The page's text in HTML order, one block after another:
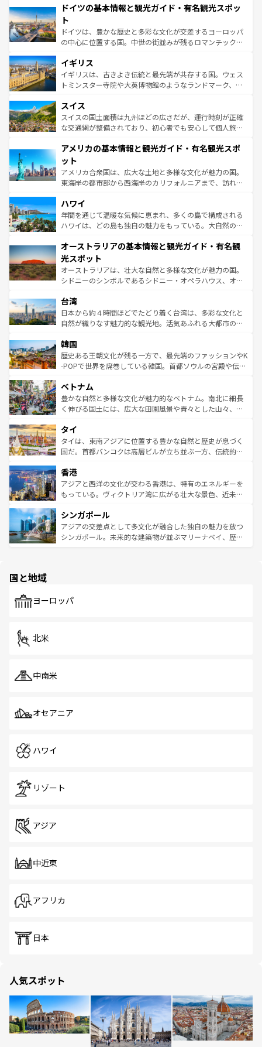
せる。地方によって風土や気候が異なるスペインはその個
ンテンツ一覧 を参照してほしい。
で、幅広い魅力が詰まっている。華麗な宮殿、歴史的な大
聖堂、美しいビーチ、そして豊かな自然が、訪れる者を心
から魅了する。また、フランスは美食の国としても知ら
れ、フランス料理はユネスコ無形文化遺産にも登録されて
香り高いラベンダー畑など、多彩な楽しみ方が可能だ。さ
らに、パリ以外の地域にも魅力が溢れており、どの街角に
も豊かな歴史と文化が息づいている。パリ以外の個性あふ
を参照してほしい。
ドイツの基本情報と観光ガイド・有名観光スポッ
ト
ドイツは、豊かな歴史と多彩な文化が交差するヨーロッパ
の中心に位置する国。中世の街並みが残るロマンチック街
顔を持つこの国は、どこを歩いても飽きることがない。ベ
ルリンの文化的活気、バイエルン州のアルプスの絶景、そ
してライン川沿いのワイン畑といった風景は必見。ビール
は、お酒好きな人にはぜひ体験してほしい。 なお、新着の
ドイツ情報はコンテンツ一覧を参照してほしい。
イギリス
イギリスは、古きよき伝統と最先端が共存する国。ウェス
トミンスター寺院や大英博物館のようなランドマーク、歴
リアごとに異なる魅力がある。また、優雅なアフタヌーン
ティー、ビール好きにはたまらない英国パブ、サッカー観
戦など、本場だからこそできる体験も豊富。イギリスを旅
ンツ一覧を参照してほしい。
スイス
スイスの国土面積は九州ほどの広さだが、運行時刻が正確
な交通網が整備されており、初心者でも安心して個人旅行
の建物がそのまま残る町や、スイスならではのユニークな
博物館もあり、アルプス観光だけでなく町歩きも満喫する
ことができる。国民の所得が高いため物価も高いが、旅行
者向けの交通パス提供のサービスもあり、うまく活用すれ
着のスイス情報は
アメリカの基本情報と観光ガイド・有名観光スポ
ット
アメリカ合衆国は、広大な土地と多様な文化が魅力の国。
東海岸の都市部から西海岸のカリフォルニアまで、訪れる
のような巨大都市は、観光、ショッピング、エンターテイ
ンメントが詰まった刺激的なスポットだ。一方、アメリカ
西部には大自然が広がり、グランドキャニオンやイエロー
部のニューオーリンズでは、音楽と美食が融合した独特の
文化が魅力。旅行者はアメリカの各地域で異なる魅力を楽
しみながら、その多様性と豊かな歴史を感じることができ
るだろう。車でのロードトリップや列車の旅も、アメリカ
情報は
ハワイ
年間を通じて温暖な気候に恵まれ、多くの島で構成される
ハワイは、どの島も独自の魅力をもっている。大自然の神
ワイ島は見逃せない。また、定番の観光地といえばオアフ
島だが、静かな自然を求めるならマウイ島やカウアイ島が
おすすめ。エメラルドグリーンに輝く海をはじめ、豊かな
文化や歴史が息づいている。「アロハスピリット」と呼ば
人々、おいしいローカルフードやハワイアンミュージッ
ク、伝統的なフラダンスなど、すべてがハワイの魅力を彩
っている。訪れるたびに新しい発見と感動が待っているハ
はコンテンツ一覧
オーストラリアの基本情報と観光ガイド・有名観
光スポット
オーストラリアは、壮大な自然と多様な文化が魅力の国。
シドニーのシンボルであるシドニー・オペラハウス、オー
リアリーフや大陸中央部にそびえるウルル（エアーズロッ
ク）、タスマニアの美しい原生林やケアンズの熱帯雨林な
ど、見どころがたくさん。また、カフェやワイン、オージ
いる。アクティビティも充実しており、サーフィンやダイ
ビング、ハイキングなど、アウトドア好きにはたまらな
い。オーストラリアの多彩な魅力を存分に味わいつくそ
参照してほしい。
台湾
日本から約４時間ほどでたどり着く台湾は、多彩な文化と
自然が織りなす魅力的な観光地。活気あふれる大都市の台
ン）、静ひつな山岳地帯である台湾東部など、都市の喧騒
と山間の静けさが共存しており、訪れる人に新しい発見と
驚きをもたらしてくれる。また、奥深い台湾の食文化も魅
容にもいいと評判のスイーツなど、バラエティ豊かな料理
が味わえる。 なお、新着の台湾情報は コンテンツ一覧を参
照してほしい。
韓国
歴史ある王朝文化が残る一方で、最先端のファッションやK
-POPで世界を席巻している韓国。首都ソウルの宮殿や伝統
き、地方に足を延ばせば四季折々の自然美を楽しむことが
できる。そして、キムチや焼肉、絶品のストリートフード
まで、さまざまな韓国料理が待っている。夜には、韓国な
リティに包まれながら、韓国の多彩な魅力を心ゆくまで味
わってみてほしい。 なお、新着の韓国情報はコンテンツ一
覧を参照してほしい。
ベトナム
豊かな自然と多様な文化が魅力的なベトナム。南北に細長
く伸びる国土には、広大な田園風景や青々とした山々、世
急速な発展と共に伝統が息づく。ハノイの古い町並みやホ
ーチミン市のフランス統治時代の建物も、独特の雰囲気を
醸し出している。また、バラエティの豊かさとおいしさで
とつ。フォーやバインミー、ベトナムコーヒーなどは、ぜ
ひ現地で味わいたい。どの地域を訪れてもあたたかい人々
が旅行者を迎えてくれるので、きっと忘れられない旅にな
参照してほしい。
タイ
タイは、東南アジアに位置する豊かな自然と歴史が息づく
国だ。首都バンコクは高層ビルが立ち並ぶ一方、伝統的な
の活気が交差している。北部ではチェンマイなどの山岳地
帯で自然と触れ合い、南部ではプーケットやクラビの美し
いビーチでリゾート気分を楽しむことができる。タイ料理
激する。気候は一年中温暖で、どの季節にも異なる楽しみ
が待っている。親しみやすいタイの人々、仏教を中心とし
た文化、そして多様な観光資源が、訪れる旅人を魅了し続
香港
アジアと西洋の文化が交わる香港は、特有のエネルギーを
もっている。ヴィクトリア湾に広がる壮大な景色、近未来
み、どこを訪れても感動するはず。観光スポットが密集し
ており、効率よく見どころを回れるのも魅力。息をのむよ
うな絶景から文化的な体験まで、香港を存分に楽しみ尽く
シンガポール
アジアの交差点として多文化が融合した独自の魅力を放つ
シンガポール。未来的な建築物が並ぶマリーナベイ、歴史
で、ホーカーズは地元の風情を楽しめる外せないスポット
国と地域
ヨーロッパ
北米
中南米
オセアニア
ハワイ
リゾート
アジア
中近東
アフリカ
日本
人気スポット